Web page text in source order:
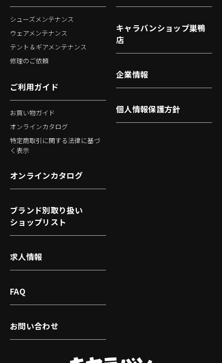
シューズメンテナンス
ウェアメンテナンス
テント＆ギアメンテナンス
修理のご依頼
ご利用ガイド
お買い物ガイド
オンラインカタログ
特定商取引に関する法律に基づ
く表示
キャラバンショップ巣鴨
店
企業情報
個人情報保護方針
オンラインカタログ
ブランド別取り扱い
ショップリスト
求人情報
FAQ
お問い合わせ